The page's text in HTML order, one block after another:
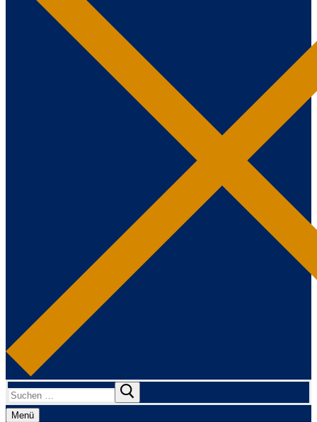
Suchen
nach:
Menü